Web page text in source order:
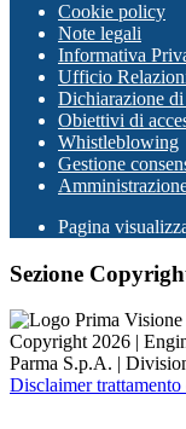
Cookie policy
Note legali
Informativa
Ufficio
Dichiarazione di
Obiettivi di
Whistleblowing
Gestione
Pagina
Sezione
Copyright 2026 |
Parma S.p.A. |
Disclaimer